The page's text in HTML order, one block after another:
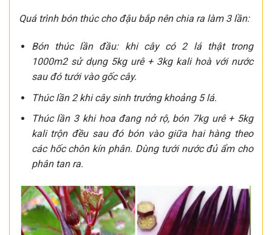
Quá trình bón thúc cho đậu bắp nên chia ra làm 3 lần:
Bón thúc lần đầu: khi cây có 2 lá thật trong
1000m2 sử dụng 5kg urê + 3kg kali hoà với nước
sau đó tưới vào gốc cây.
Thúc lần 2 khi cây sinh trưởng khoảng 5 lá.
Thúc lần 3 khi hoa đang nở rộ, bón 7kg urê + 5kg
kali trộn đều sau đó bón vào giữa hai hàng theo
các hốc chôn kín phân. Dùng tưới nước đủ ẩm cho
phân tan ra.